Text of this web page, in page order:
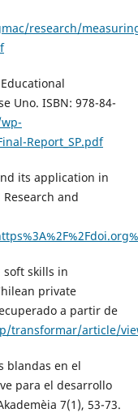
research/
Uno. ISBN: 978-84-
Report_SP.pdf
its application in
and
soft skills in
private
a partir de
transformar/article/
blandas en el
para el desarrollo
7(1), 53-73.